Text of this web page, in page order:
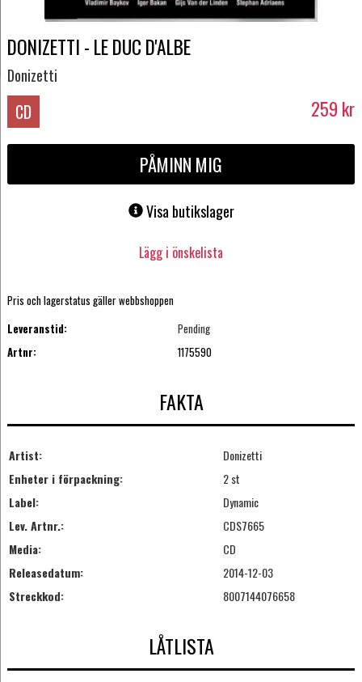
DONIZETTI - LE DUC D'ALBE
Donizetti
CD 259 kr
PÅMINN MIG
Visa butikslager
Lägg i önskelista
Pris och lagerstatus gäller webbshoppen
Leveranstid:
Pending
Artnr:
1175590
FAKTA
Artist:
Donizetti
Enheter i förpackning:
2 st
Label:
Dynamic
Lev. Artnr.:
CDS7665
Media:
CD
Releasedatum:
2014-12-03
Streckkod:
8007144076658
LÅTLISTA